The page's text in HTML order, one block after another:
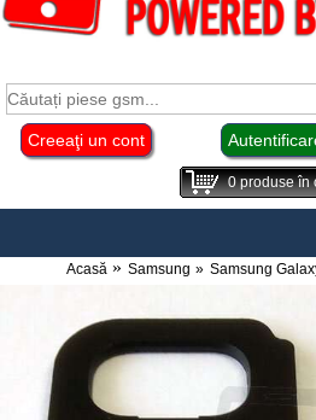
Creeaţi un cont
0produse în
Acasă Samsung Samsung